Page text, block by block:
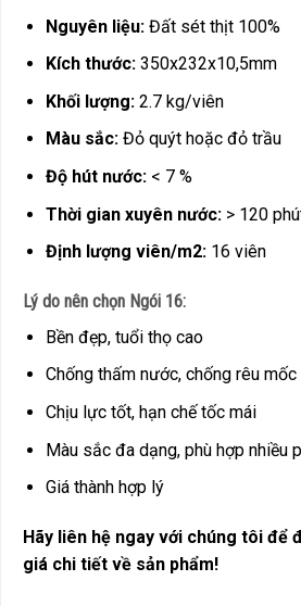
Nguyên liệu:Đất sét thịt 100%
Kích thước:350x232x10,5mm
Khối lượng:2.7 kg/viên
Màu sắc:Đỏ quýt hoặc đỏ trầu
Độ hút nước:< 7 %
Thời gian xuyên nước:> 120
Định lượng viên/m2:16 viên
Lý do nên chọn Ngói 16:
Bền đẹp, tuổi thọ cao
Chống thấm nước, chống rêu mốc
Chịu lực tốt, hạn chế tốc mái
Màu sắc đa dạng, phù hợp nhiều
Giá thành hợp lý
Hãy liên hệ ngay với chúng tôi để
giá chi tiết về sản phẩm!